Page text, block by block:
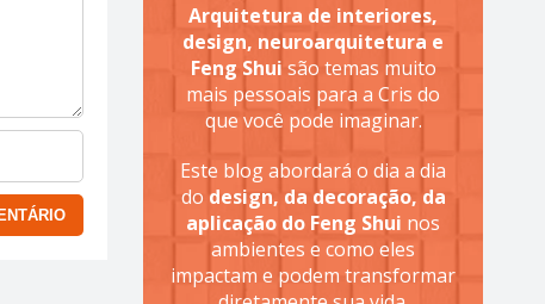
Arquitetura de interiores,
design, neuroarquitetura e
Feng Shui são temas muito
mais pessoais para a Cris do
que você pode imaginar.
Este blog abordará o dia a dia
do design, da decoração, da
aplicação do Feng Shui nos
ambientes e como eles
impactam e podem transformar